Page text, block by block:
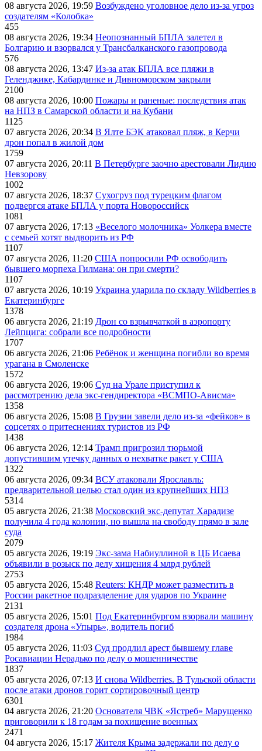
08 августа 2026, 19:59 Возбуждено уголовное дело из-за угроз
создателям «Колобка»
455
08 августа 2026, 19:34 Неопознанный БПЛА залетел в
Болгарию и взорвался у Трансбалканского газопровода
576
08 августа 2026, 13:47 Из-за атак БПЛА все пляжи в
Геленджике, Кабардинке и Дивноморском закрыли
2100
08 августа 2026, 10:00 Пожары и раненые: последствия атак
на НПЗ в Самарской области и на Кубани
1125
07 августа 2026, 20:34 В Ялте БЭК атаковал пляж, в Керчи
дрон попал в жилой дом
1759
07 августа 2026, 20:11 В Петербурге заочно арестовали Лидию
Невзорову
1002
07 августа 2026, 18:37 Сухогруз под турецким флагом
подвергся атаке БПЛА у порта Новороссийск
1081
07 августа 2026, 17:13 «Веселого молочника» Уолкера вместе
с семьей хотят выдворить из РФ
1107
07 августа 2026, 11:20 США попросили РФ освободить
бывшего морпеха Гилмана: он при смерти?
1107
07 августа 2026, 10:19 Украина ударила по складу Wildberries в
Екатеринбурге
1378
06 августа 2026, 21:19 Дрон со взрывчаткой в аэропорту
Лейпцига: собрали все подробности
1707
06 августа 2026, 21:06 Ребёнок и женщина погибли во время
урагана в Смоленске
1572
06 августа 2026, 19:06 Суд на Урале приступил к
рассмотрению дела экс-гендиректора «ВСМПО-Ависма»
1358
06 августа 2026, 15:08 В Грузии завели дело из-за «фейков» в
соцсетях о притеснениях туристов из РФ
1438
06 августа 2026, 12:14 Трамп пригрозил тюрьмой
допустившим утечку данных о нехватке ракет у США
1322
06 августа 2026, 09:34 ВСУ атаковали Ярославль:
предварительной целью стал один из крупнейших НПЗ
5314
05 августа 2026, 21:38 Московский экс-депутат Харадизе
получила 4 года колонии, но вышла на свободу прямо в зале
суда
2079
05 августа 2026, 19:19 Экс-зама Набиуллиной в ЦБ Исаева
объявили в розыск по делу хищения 4 млрд рублей
2753
05 августа 2026, 15:48 Reuters: КНДР может разместить в
России ракетное подразделение для ударов по Украине
2131
05 августа 2026, 15:01 Под Екатеринбургом взорвали машину
создателя дрона «Упырь», водитель погиб
1984
05 августа 2026, 11:03 Суд продлил арест бывшему главе
Росавиации Нерадько по делу о мошенничестве
1837
05 августа 2026, 07:13 И снова Wildberries. В Тульской области
после атаки дронов горит сортировочный центр
6301
04 августа 2026, 21:20 Основателя ЧВК «Ястреб» Марущенко
приговорили к 18 годам за похищение военных
2471
04 августа 2026, 15:17 Жителя Крыма задержали по делу о